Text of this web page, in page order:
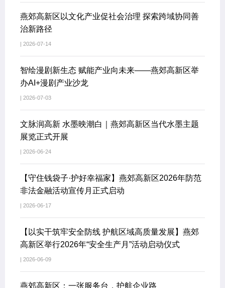
燕郊高新区以文化产业促社会治理 探索跨域协同善
治新路径
| 2026-07-14
智绘漫剧新生态 赋能产业向未来——燕郊高新区举
办AI+漫剧产业沙龙
| 2026-07-03
文脉润高新 水墨映潮白｜燕郊高新区当代水墨主题
展览正式开展
| 2026-06-24
【守住钱袋子·护好幸福家】燕郊高新区2026年防范
非法金融活动宣传月正式启动
| 2026-06-17
【以实干筑牢安全防线 护航区域高质量发展】燕郊
高新区举行2026年“安全生产月”活动启动仪式
| 2026-06-09
燕郊高新区：一张服务台，护航企业路